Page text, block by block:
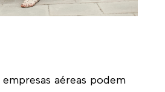
aéreas podem